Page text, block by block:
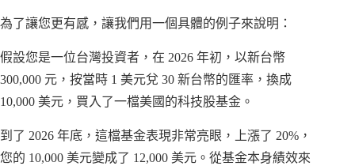
為了讓您更有感，讓我們用一個具體的例子來說明：
假設您是一位台灣投資者，在 2026 年初，以新台幣
300,000 元，按當時 1 美元兌 30 新台幣的匯率，換成
10,000 美元，買入了一檔美國的科技股基金。
到了 2026 年底，這檔基金表現非常亮眼，上漲了 20%，
您的 10,000 美元變成了 12,000 美元。從基金本身績效來